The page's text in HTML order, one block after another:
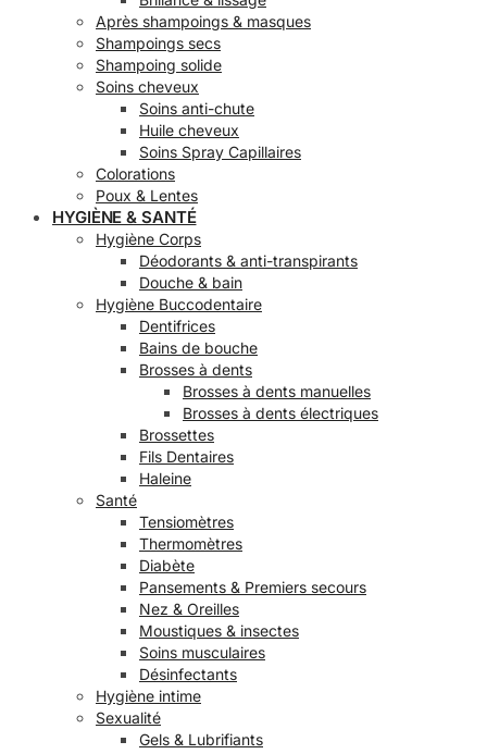
Après shampoings & masques
Shampoings secs
Shampoing solide
Soins cheveux
Soins anti-chute
Huile cheveux
Soins Spray Capillaires
Colorations
Poux & Lentes
HYGIÈNE & SANTÉ
Hygiène Corps
Déodorants & anti-transpirants
Douche & bain
Hygiène Buccodentaire
Dentifrices
Bains de bouche
Brosses à dents
Brosses à dents manuelles
Brosses à dents électriques
Brossettes
Fils Dentaires
Haleine
Santé
Tensiomètres
Thermomètres
Diabète
Pansements & Premiers secours
Nez & Oreilles
Moustiques & insectes
Soins musculaires
Désinfectants
Hygiène intime
Sexualité
Gels & Lubrifiants